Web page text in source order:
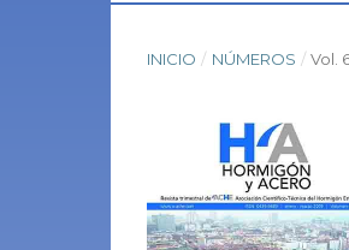
INICIO / NÚMEROS / Vol.